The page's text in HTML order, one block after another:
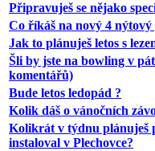
Připravuješ se nějako
Co říkáš na nový 4
Jak to plánuješ letos s
Šli by jste na bowling v
komentářů)
Bude letos ledopád ?
Kolik dáš o vánočních
Kolikrát v týdnu plánuješ
instaloval v Plechovce?